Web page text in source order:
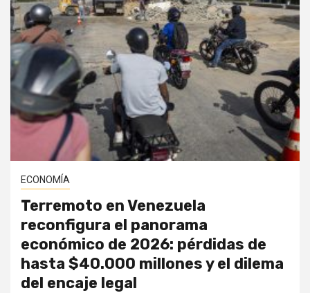
ECONOMÍA
Terremoto en Venezuela
reconfigura el panorama
económico de 2026: pérdidas de
hasta $40.000 millones y el dilema
del encaje legal